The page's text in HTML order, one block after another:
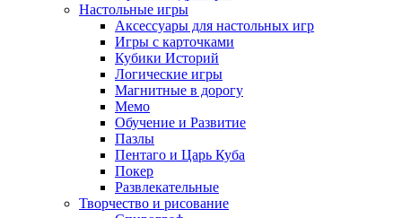
Настольные игры
Аксессуары для настольных игр
Игры с карточками
Кубики Историй
Логические игры
Магнитные в дорогу
Мемо
Обучение и Развитие
Пазлы
Пентаго и Царь Куба
Покер
Развлекательные
Творчество и рисование